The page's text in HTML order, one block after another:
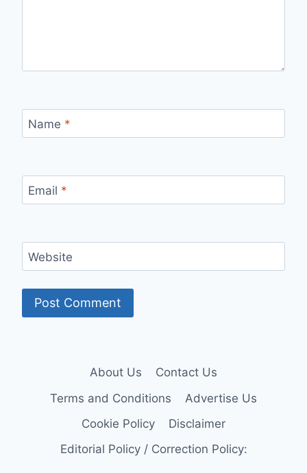
Name *
Email *
Website
About Us
Contact Us
Terms and Conditions
Advertise Us
Cookie Policy
Disclaimer
Editorial Policy / Correction Policy: